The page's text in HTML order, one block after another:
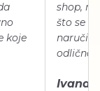
koje
shop,
što se
naručiti,
odlično
Ivana